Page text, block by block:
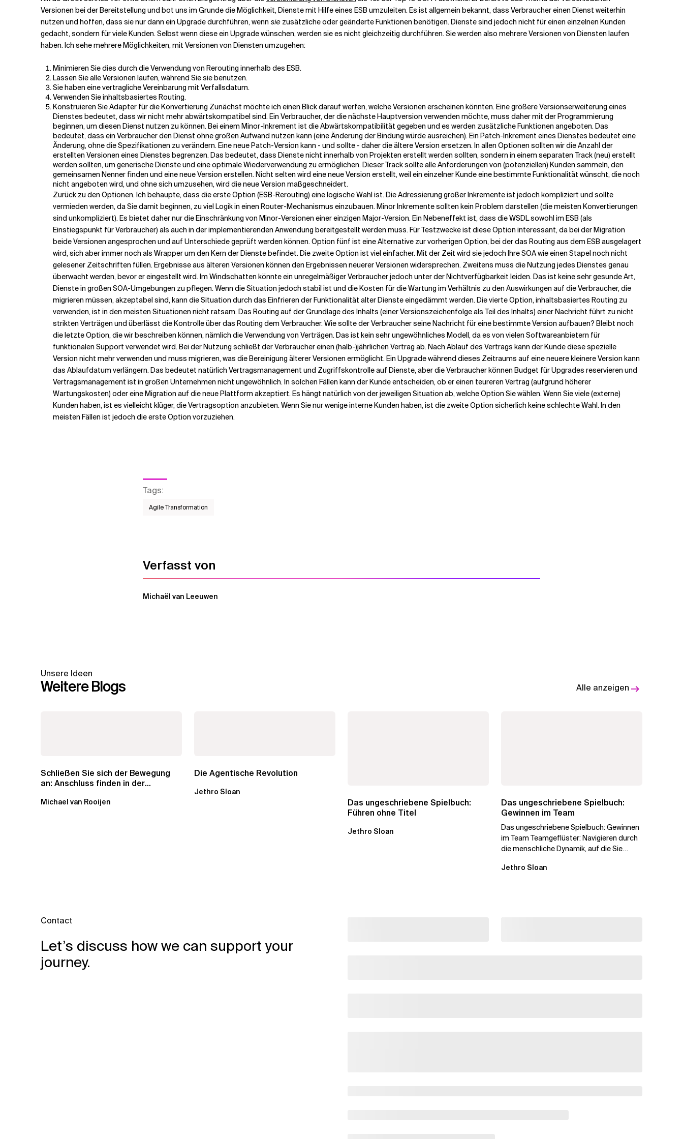
Verwandte Themen
Versionen bei der Bereitstellung und bot uns im Grunde die Möglichkeit, Dienste mit Hilfe eines ESB umzuleiten. Es ist allgemein bekannt, dass Verbraucher einen Dienst weiterhin
nutzen und hoffen, dass sie nur dann ein Upgrade durchführen, wenn sie zusätzliche oder geänderte Funktionen benötigen. Dienste sind jedoch nicht für einen einzelnen Kunden
gedacht, sondern für viele Kunden. Selbst wenn diese ein Upgrade wünschen, werden sie es nicht gleichzeitig durchführen. Sie werden also mehrere Versionen von Diensten laufen
haben. Ich sehe mehrere Möglichkeiten, mit Versionen von Diensten umzugehen:
Minimieren Sie dies durch die Verwendung von Rerouting innerhalb des ESB.
Lassen Sie alle Versionen laufen, während Sie sie benutzen.
Sie haben eine vertragliche Vereinbarung mit Verfallsdatum.
Verwenden Sie inhaltsbasiertes Routing.
Konstruieren Sie Adapter für die Konvertierung Zunächst möchte ich einen Blick darauf werfen, welche Versionen erscheinen könnten. Eine größere Versionserweiterung eines
Dienstes bedeutet, dass wir nicht mehr abwärtskompatibel sind. Ein Verbraucher, der die nächste Hauptversion verwenden möchte, muss daher mit der Programmierung
beginnen, um diesen Dienst nutzen zu können. Bei einem Minor-Inkrement ist die Abwärtskompatibilität gegeben und es werden zusätzliche Funktionen angeboten. Das
bedeutet, dass ein Verbraucher den Dienst ohne großen Aufwand nutzen kann (eine Änderung der Bindung würde ausreichen). Ein Patch-Inkrement eines Dienstes bedeutet eine
Änderung, ohne die Spezifikationen zu verändern. Eine neue Patch-Version kann - und sollte - daher die ältere Version ersetzen. In allen Optionen sollten wir die Anzahl der
erstellten Versionen eines Dienstes begrenzen. Das bedeutet, dass Dienste nicht innerhalb von Projekten erstellt werden sollten, sondern in einem separaten Track (neu) erstellt
werden sollten, um generische Dienste und eine optimale Wiederverwendung zu ermöglichen. Dieser Track sollte alle Anforderungen von (potenziellen) Kunden sammeln, den
gemeinsamen Nenner finden und eine neue Version erstellen. Nicht selten wird eine neue Version erstellt, weil ein einzelner Kunde eine bestimmte Funktionalität wünscht, die noch
nicht angeboten wird, und ohne sich umzusehen, wird die neue Version maßgeschneidert.
Zurück zu den Optionen. Ich behaupte, dass die erste Option (ESB-Rerouting) eine logische Wahl ist. Die Adressierung großer Inkremente ist jedoch kompliziert und sollte
vermieden werden, da Sie damit beginnen, zu viel Logik in einen Router-Mechanismus einzubauen. Minor Inkremente sollten kein Problem darstellen (die meisten Konvertierungen
sind unkompliziert). Es bietet daher nur die Einschränkung von Minor-Versionen einer einzigen Major-Version. Ein Nebeneffekt ist, dass die WSDL sowohl im ESB (als
Einstiegspunkt für Verbraucher) als auch in der implementierenden Anwendung bereitgestellt werden muss. Für Testzwecke ist diese Option interessant, da bei der Migration
beide Versionen angesprochen und auf Unterschiede geprüft werden können. Option fünf ist eine Alternative zur vorherigen Option, bei der das Routing aus dem ESB ausgelagert
wird, sich aber immer noch als Wrapper um den Kern der Dienste befindet. Die zweite Option ist viel einfacher. Mit der Zeit wird sie jedoch Ihre SOA wie einen Stapel noch nicht
gelesener Zeitschriften füllen. Ergebnisse aus älteren Versionen können den Ergebnissen neuerer Versionen widersprechen. Zweitens muss die Nutzung jedes Dienstes genau
überwacht werden, bevor er eingestellt wird. Im Windschatten könnte ein unregelmäßiger Verbraucher jedoch unter der Nichtverfügbarkeit leiden. Das ist keine sehr gesunde Art,
Dienste in großen SOA-Umgebungen zu pflegen. Wenn die Situation jedoch stabil ist und die Kosten für die Wartung im Verhältnis zu den Auswirkungen auf die Verbraucher, die
migrieren müssen, akzeptabel sind, kann die Situation durch das Einfrieren der Funktionalität alter Dienste eingedämmt werden. Die vierte Option, inhaltsbasiertes Routing zu
verwenden, ist in den meisten Situationen nicht ratsam. Das Routing auf der Grundlage des Inhalts (einer Versionszeichenfolge als Teil des Inhalts) einer Nachricht führt zu nicht
strikten Verträgen und überlässt die Kontrolle über das Routing dem Verbraucher. Wie sollte der Verbraucher seine Nachricht für eine bestimmte Version aufbauen? Bleibt noch
die letzte Option, die wir beschreiben können, nämlich die Verwendung von Verträgen. Das ist kein sehr ungewöhnliches Modell, da es von vielen Softwareanbietern für
funktionalen Support verwendet wird. Bei der Nutzung schließt der Verbraucher einen (halb-)jährlichen Vertrag ab. Nach Ablauf des Vertrags kann der Kunde diese spezielle
Version nicht mehr verwenden und muss migrieren, was die Bereinigung älterer Versionen ermöglicht. Ein Upgrade während dieses Zeitraums auf eine neuere kleinere Version kann
das Ablaufdatum verlängern. Das bedeutet natürlich Vertragsmanagement und Zugriffskontrolle auf Dienste, aber die Verbraucher können Budget für Upgrades reservieren und
Vertragsmanagement ist in großen Unternehmen nicht ungewöhnlich. In solchen Fällen kann der Kunde entscheiden, ob er einen teureren Vertrag (aufgrund höherer
Wartungskosten) oder eine Migration auf die neue Plattform akzeptiert. Es hängt natürlich von der jeweiligen Situation ab, welche Option Sie wählen. Wenn Sie viele (externe)
Kunden haben, ist es vielleicht klüger, die Vertragsoption anzubieten. Wenn Sie nur wenige interne Kunden haben, ist die zweite Option sicherlich keine schlechte Wahl. In den
meisten Fällen ist jedoch die erste Option vorzuziehen.
Tags:
Agile Transformation
Verfasst von
Michaël van Leeuwen
Unsere Ideen
Weitere Blogs Alle anzeigen
Schließen Sie sich der Bewegung
an: Anschluss finden in der
Michael van Rooijen
Die Agentische Revolution
Jethro Sloan
Das ungeschriebene Spielbuch:
Führen ohne Titel
Jethro Sloan
Das ungeschriebene Spielbuch:
Gewinnen im Team
Das ungeschriebene Spielbuch: Gewinnen
im Team Teamgeflüster: Navigieren durch
die menschliche Dynamik, auf die Sie
Jethro Sloan
Contact
Let’s discuss how we can support your
journey.